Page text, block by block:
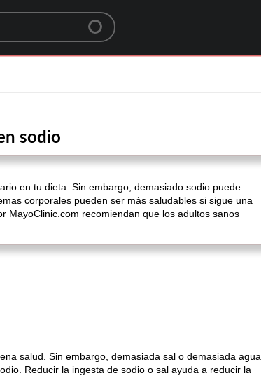
sodio
en tu dieta. Sin embargo, demasiado sodio puede
corporales pueden ser más saludables si sigue una
MayoClinic.com recomiendan que los adultos sanos
salud. Sin embargo, demasiada sal o demasiada agua
Reducir la ingesta de sodio o sal ayuda a reducir la